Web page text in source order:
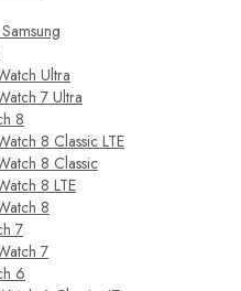
Ultra
7 Ultra
8
8 Classic LTE
8 Classic
8 LTE
8
7
7
6